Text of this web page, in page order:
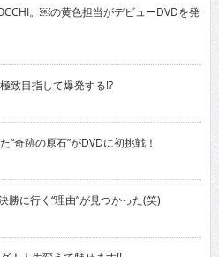
。￼の黄色担当がデビューDVDを発
致目指して爆発する!?
奇跡の原石”がDVDに初挑戦！
に行く“理由”が見つかった(笑)